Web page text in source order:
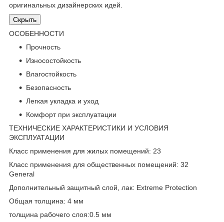
оригинальных дизайнерских идей.
Скрыть
ОСОБЕННОСТИ
Прочность
Износостойкость
Влагостойкость
Безопасность
Легкая укладка и уход
Комфорт при эксплуатации
ТЕХНИЧЕСКИЕ ХАРАКТЕРИСТИКИ И УСЛОВИЯ
ЭКСПЛУАТАЦИИ
Класс применения для жилых помещений: 23
Класс применения для общественных помещений: 32
General
Дополнительный защитный слой, лак: Extreme Protection
Общая толщина: 4 мм
толщина рабочего слоя:0.5 мм